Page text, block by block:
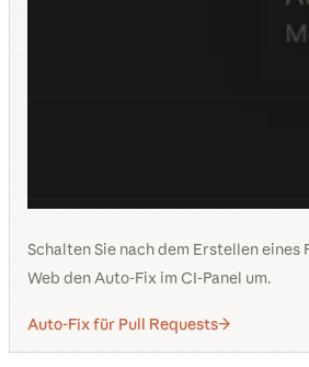
Schalten Sie nach dem Erstellen eines
Web den Auto-Fix im CI-Panel um.
Auto-Fix für Pull Requests